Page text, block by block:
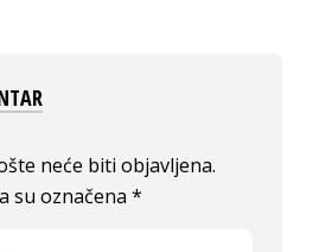
neće biti objavljena.
su označena*